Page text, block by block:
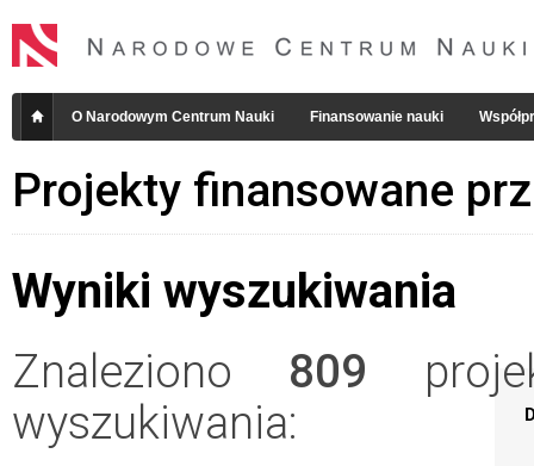
O Narodowym Centrum Nauki Finansowanie nauki
Projekty finansowane
Wyniki wyszukiwania
Znaleziono 809
wyszukiwania: